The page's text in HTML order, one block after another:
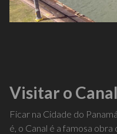
Visitar o
Ficar na Cidade do
é, o Canal é a famosa